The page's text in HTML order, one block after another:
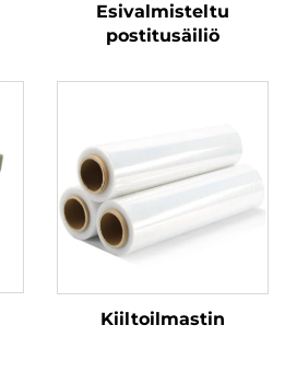
Esivalmisteltu
postitusäiliö
Kiiltoilmastin